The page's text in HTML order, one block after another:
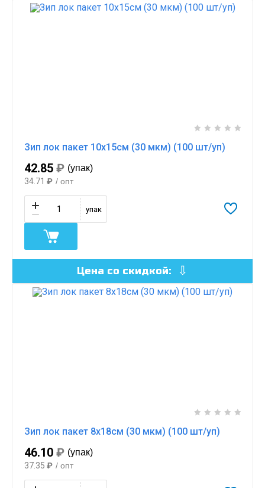
Зип лок пакет 10х15см (30 мкм) (100 шт/уп)
42.85 ₽ (упак)
34.71 ₽ / опт
упак
Цена со скидкой:
Зип лок пакет 8х18см (30 мкм) (100 шт/уп)
46.10 ₽ (упак)
37.35 ₽ / опт